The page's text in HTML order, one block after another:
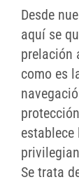
Desde
aquí se
prelación
como es
establece
Se trata